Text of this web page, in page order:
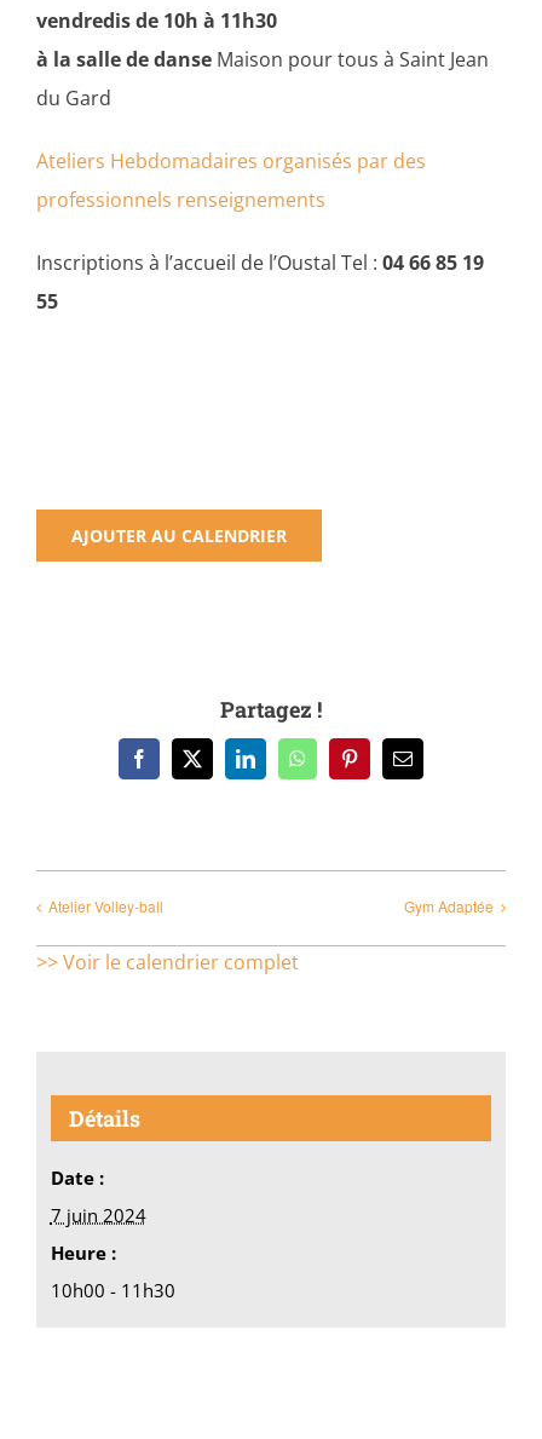
vendredis de 10h à 11h30
à la salle de danse Maison pour tous à Saint Jean
du Gard
Ateliers Hebdomadaires organisés par des
professionnels renseignements
Inscriptions à l’accueil de l’Oustal Tel : 04 66 85 19
55
AJOUTER AU CALENDRIER
Partagez !
Facebook
X LinkedInWhatsAppPinterestEmail
Atelier Volley-ball Gym Adaptée
>> Voir le calendrier complet
Détails
Date :
7 juin 2024
Heure :
10h00 - 11h30